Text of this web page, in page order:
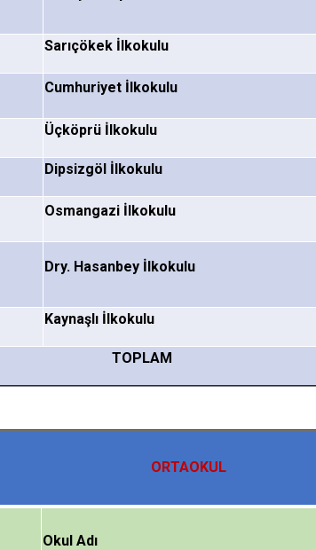
Sarıçökek İlkokulu
Cumhuriyet İlkokulu
Üçköprü İlkokulu
Dipsizgöl İlkokulu
Osmangazi İlkokulu
Dry. Hasanbey İlkokulu
Kaynaşlı İlkokulu
TOPLAM
ORTAOKUL
Okul Adı